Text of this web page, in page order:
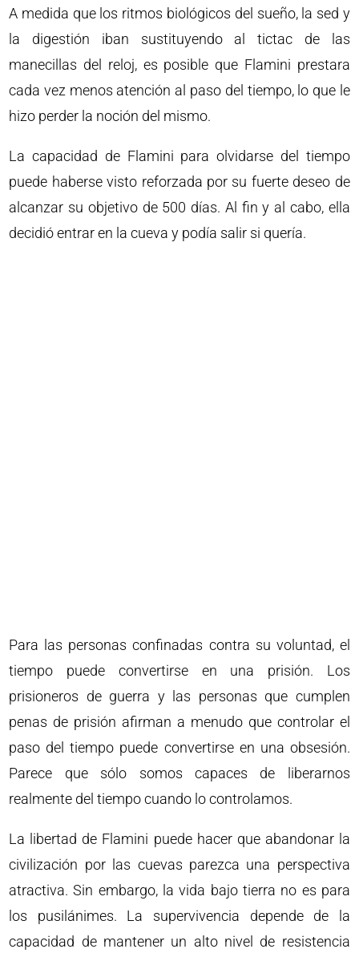
A medida que los ritmos biológicos del sueño, la sed y
la digestión iban sustituyendo al tictac de las
manecillas del reloj, es posible que Flamini prestara
cada vez menos atención al paso del tiempo, lo que le
hizo perder la noción del mismo.
La capacidad de Flamini para olvidarse del tiempo
puede haberse visto reforzada por su fuerte deseo de
alcanzar su objetivo de 500 días. Al fin y al cabo, ella
decidió entrar en la cueva y podía salir si quería.
Para las personas confinadas contra su voluntad, el
tiempo puede convertirse en una prisión. Los
prisioneros de guerra y las personas que cumplen
penas de prisión afirman a menudo que controlar el
paso del tiempo puede convertirse en una obsesión.
Parece que sólo somos capaces de liberarnos
realmente del tiempo cuando lo controlamos.
La libertad de Flamini puede hacer que abandonar la
civilización por las cuevas parezca una perspectiva
atractiva. Sin embargo, la vida bajo tierra no es para
los pusilánimes. La supervivencia depende de la
capacidad de mantener un alto nivel de resistencia